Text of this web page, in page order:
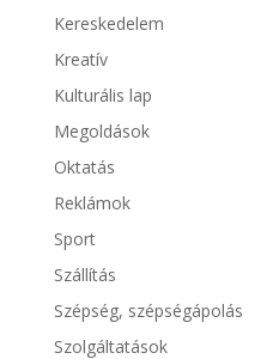
Kereskedelem
Kreatív
Kulturális lap
Megoldások
Oktatás
Reklámok
Sport
Szállítás
Szépség, szépségápolás
Szolgáltatások